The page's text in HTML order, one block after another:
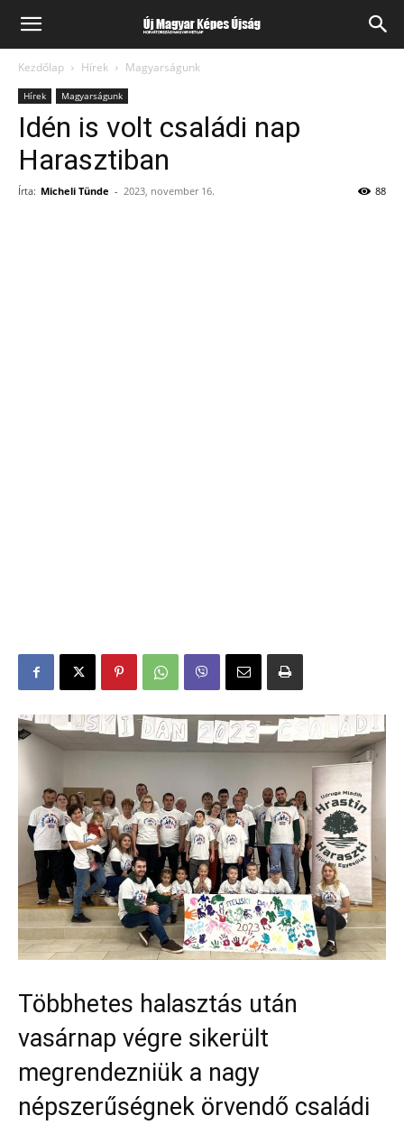
Kezdőlap Hírek Magyarságunk
Hírek Magyarságunk
Idén is volt családi nap
Harasztiban
Írta: Micheli Tünde - 2023, november 16. 88
Többhetes halasztás után
vasárnap végre sikerült
megrendezniük a nagy
népszerűségnek örvendő családi